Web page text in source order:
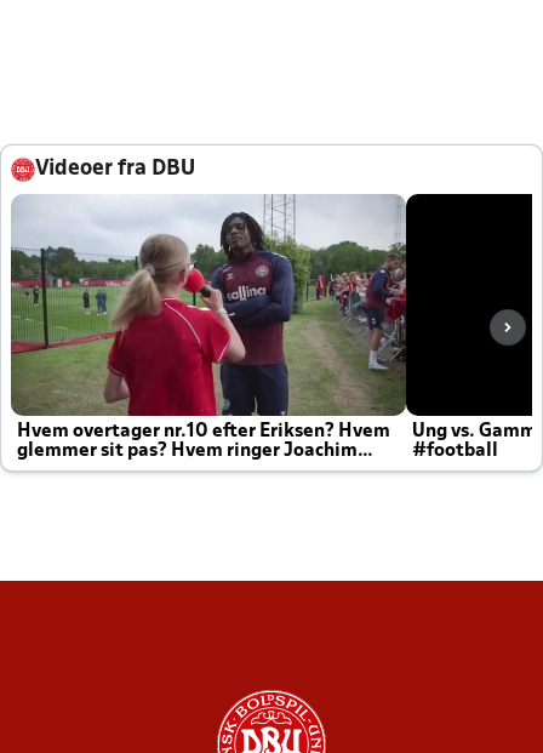
Videoer fra DBU
Hvem overtager nr.10 efter Eriksen? Hvem
glemmer sit pas? Hvem ringer Joachim
altid til efter kampe?
Ung vs.
#football